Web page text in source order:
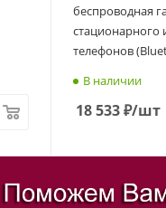
беспроводная
стационарного
телефонов
В наличии
18 533₽/шт